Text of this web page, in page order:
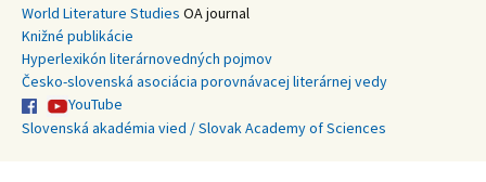
World Literature Studies OA journal
Knižné publikácie
Hyperlexikón literárnovedných pojmov
Česko-slovenská asociácia porovnávacej literárnej vedy
YouTube
Slovenská akadémia vied / Slovak Academy of Sciences